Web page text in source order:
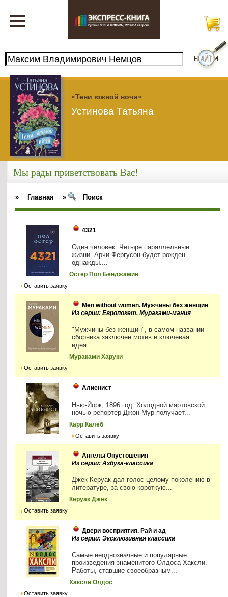
«Тени южной ночи»
Устинова Татьяна
Мы рады приветствовать Вас!
» Главная » Поиск
4321
Один человек. Четыре параллельные
жизни. Арчи Фергусон будет рожден
однажды....
Остер Пол Бенджамин
Оставить заявку
Men without women. Мужчины без женщин
Из серии: Европокет. Мураками-мания
"Мужчины без женщин", в самом названии
сборника заключен мотив и ключевая
идея...
Мураками Харуки
Оставить заявку
Алиенист
Нью-Йорк, 1896 год. Холодной мартовской
ночью репортер Джон Мур получает...
Карр Калеб
Оставить заявку
Ангелы Опустошения
Из серии: Азбука-классика
Джек Керуак дал голос целому поколению в
литературе, за свою короткую...
Керуак Джек
Оставить заявку
Двери восприятия. Рай и ад
Из серии: Эксклюзивная классика
Самые неоднозначные и популярные
произведения знаменитого Олдоса Хаксли.
Работы, ставшие своеобразным...
Хаксли Олдос
Оставить заявку